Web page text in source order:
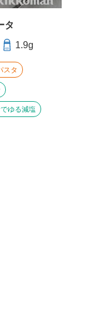
タ
1.9g
スタ
ゆる減塩